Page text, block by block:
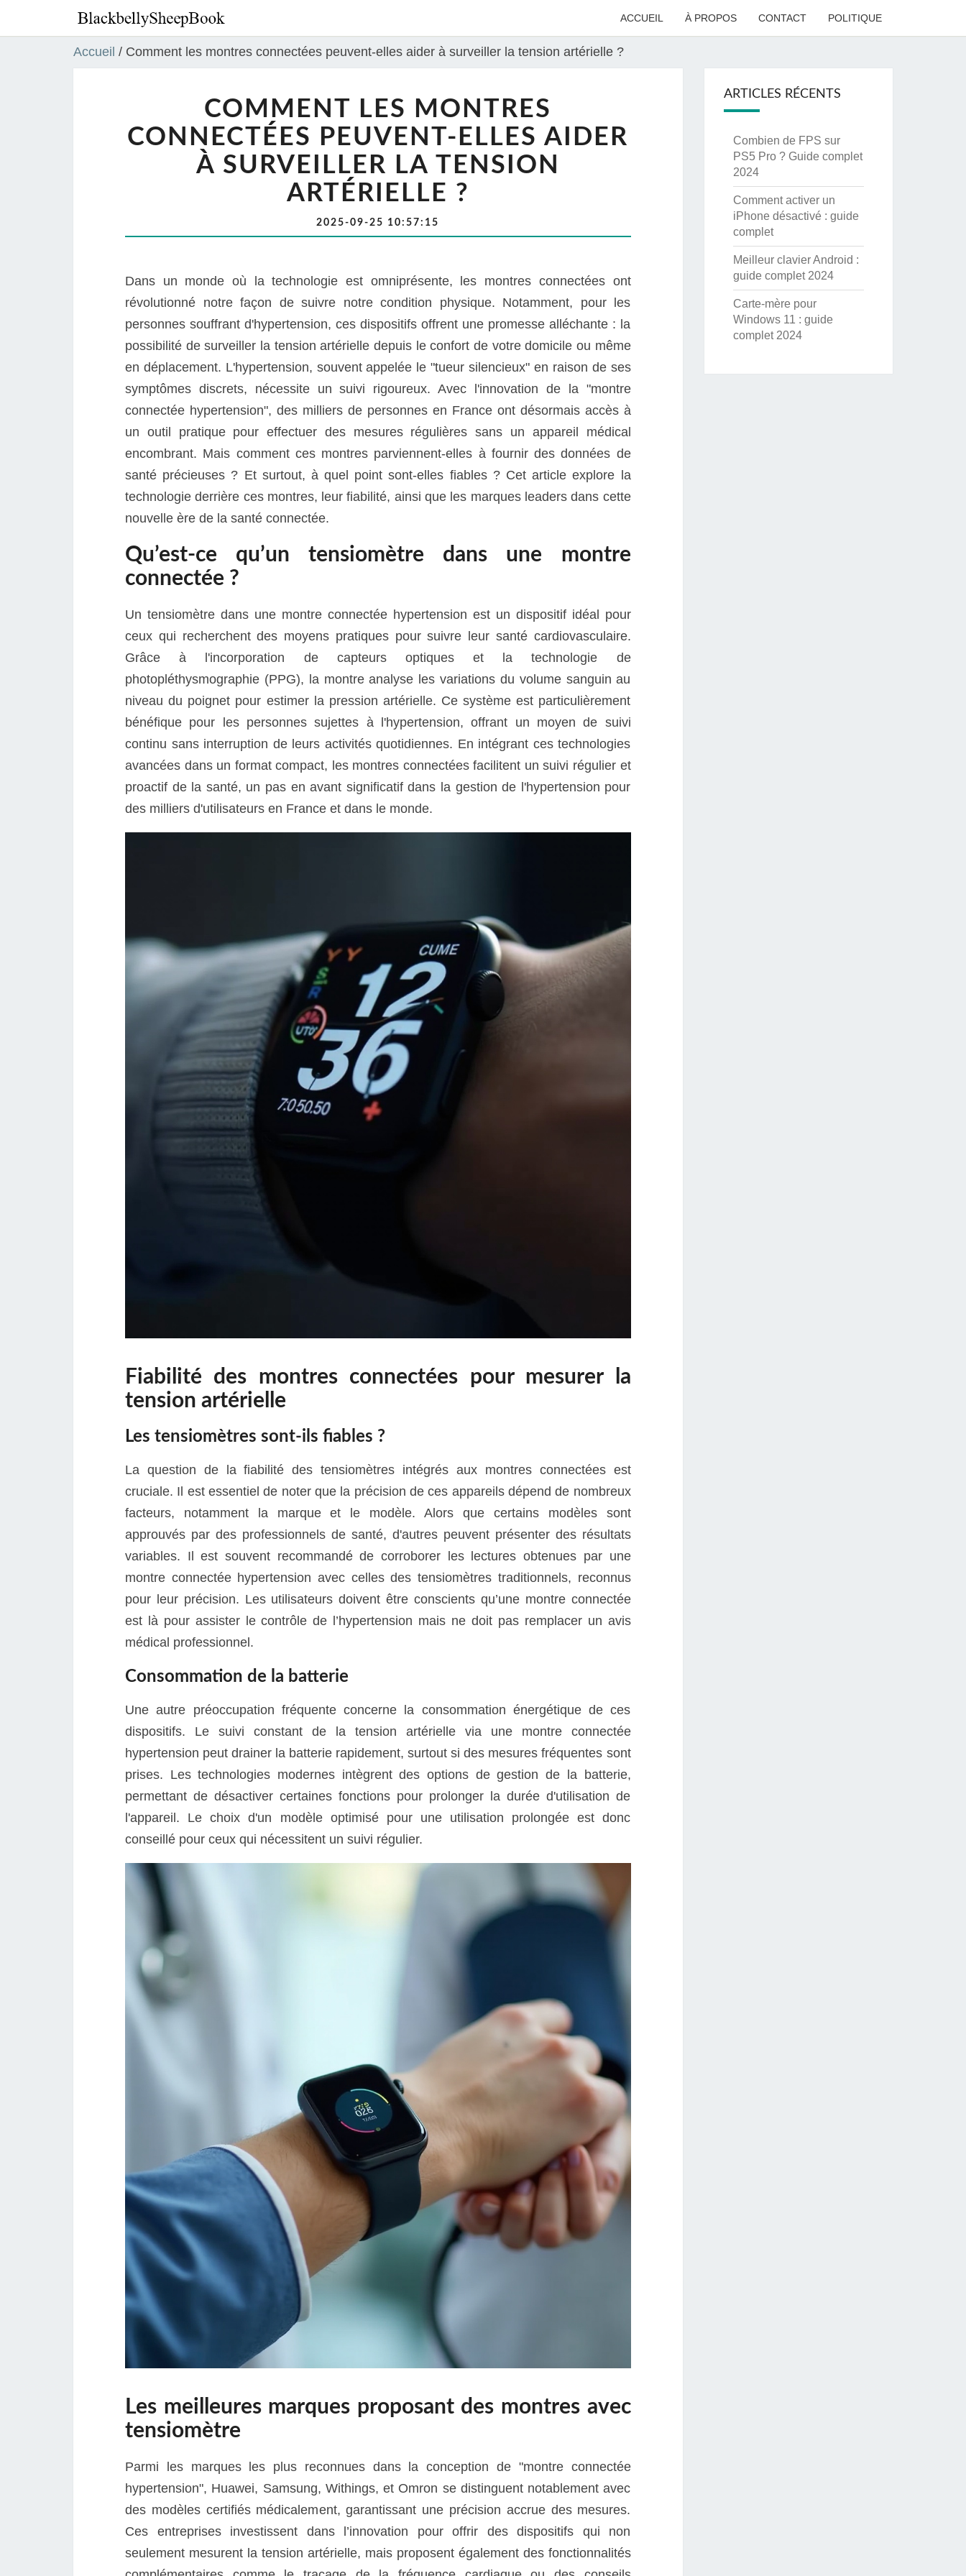
ACCUEIL À PROPOS CONTACT POLITIQUE
Accueil / Comment les montres connectées peuvent-elles aider à surveiller la tension artérielle ?
COMMENT LES MONTRES
CONNECTÉES PEUVENT-ELLES AIDER
À SURVEILLER LA TENSION
ARTÉRIELLE ?
2025-09-25 10:57:15
Dans un monde où la technologie est omniprésente, les montres connectées ont
révolutionné notre façon de suivre notre condition physique. Notamment, pour les
personnes souffrant d'hypertension, ces dispositifs offrent une promesse alléchante : la
possibilité de surveiller la tension artérielle depuis le confort de votre domicile ou même
en déplacement. L'hypertension, souvent appelée le "tueur silencieux" en raison de ses
symptômes discrets, nécessite un suivi rigoureux. Avec l'innovation de la "montre
connectée hypertension", des milliers de personnes en France ont désormais accès à
un outil pratique pour effectuer des mesures régulières sans un appareil médical
encombrant. Mais comment ces montres parviennent-elles à fournir des données de
santé précieuses ? Et surtout, à quel point sont-elles fiables ? Cet article explore la
technologie derrière ces montres, leur fiabilité, ainsi que les marques leaders dans cette
nouvelle ère de la santé connectée.
Qu’est-ce qu’un tensiomètre dans une montre
connectée ?
Un tensiomètre dans une montre connectée hypertension est un dispositif idéal pour
ceux qui recherchent des moyens pratiques pour suivre leur santé cardiovasculaire.
Grâce à l'incorporation de capteurs optiques et la technologie de
photopléthysmographie (PPG), la montre analyse les variations du volume sanguin au
niveau du poignet pour estimer la pression artérielle. Ce système est particulièrement
bénéfique pour les personnes sujettes à l'hypertension, offrant un moyen de suivi
continu sans interruption de leurs activités quotidiennes. En intégrant ces technologies
avancées dans un format compact, les montres connectées facilitent un suivi régulier et
proactif de la santé, un pas en avant significatif dans la gestion de l'hypertension pour
des milliers d'utilisateurs en France et dans le monde.
Fiabilité des montres connectées pour mesurer la
tension artérielle
Les tensiomètres sont-ils fiables ?
La question de la fiabilité des tensiomètres intégrés aux montres connectées est
cruciale. Il est essentiel de noter que la précision de ces appareils dépend de nombreux
facteurs, notamment la marque et le modèle. Alors que certains modèles sont
approuvés par des professionnels de santé, d'autres peuvent présenter des résultats
variables. Il est souvent recommandé de corroborer les lectures obtenues par une
montre connectée hypertension avec celles des tensiomètres traditionnels, reconnus
pour leur précision. Les utilisateurs doivent être conscients qu’une montre connectée
est là pour assister le contrôle de l’hypertension mais ne doit pas remplacer un avis
médical professionnel.
Consommation de la batterie
Une autre préoccupation fréquente concerne la consommation énergétique de ces
dispositifs. Le suivi constant de la tension artérielle via une montre connectée
hypertension peut drainer la batterie rapidement, surtout si des mesures fréquentes sont
prises. Les technologies modernes intègrent des options de gestion de la batterie,
permettant de désactiver certaines fonctions pour prolonger la durée d'utilisation de
l'appareil. Le choix d'un modèle optimisé pour une utilisation prolongée est donc
conseillé pour ceux qui nécessitent un suivi régulier.
Les meilleures marques proposant des montres avec
tensiomètre
Parmi les marques les plus reconnues dans la conception de "montre connectée
hypertension", Huawei, Samsung, Withings, et Omron se distinguent notablement avec
des modèles certifiés médicalement, garantissant une précision accrue des mesures.
Ces entreprises investissent dans l’innovation pour offrir des dispositifs qui non
seulement mesurent la tension artérielle, mais proposent également des fonctionnalités
ARTICLES RÉCENTS
Combien de FPS sur
PS5 Pro ? Guide complet
2024
Comment activer un
iPhone désactivé : guide
complet
Meilleur clavier Android :
guide complet 2024
Carte-mère pour
Windows 11 : guide
complet 2024